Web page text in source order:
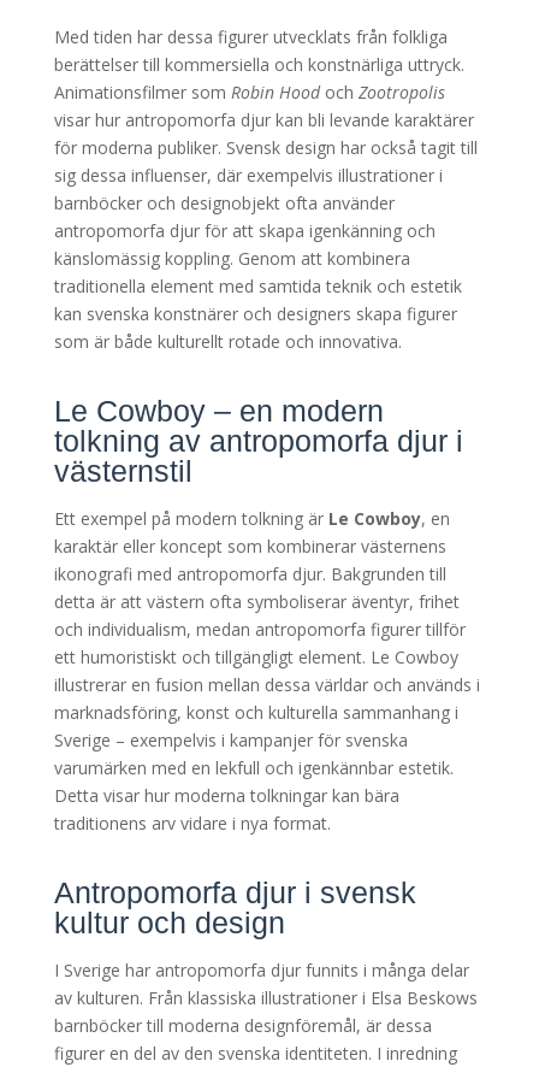
Med tiden har dessa figurer utvecklats från folkliga
berättelser till kommersiella och konstnärliga uttryck.
Animationsfilmer som Robin Hoodoch Zootropolis
visar hur antropomorfa djur kan bli levande karaktärer
för moderna publiker. Svensk design har också tagit till
sig dessa influenser, där exempelvis illustrationer i
barnböcker och designobjekt ofta använder
antropomorfa djur för att skapa igenkänning och
känslomässig koppling. Genom att kombinera
traditionella element med samtida teknik och estetik
kan svenska konstnärer och designers skapa figurer
som är både kulturellt rotade och innovativa.
Le Cowboy – en modern
tolkning av antropomorfa djur i
västernstil
Ett exempel på modern tolkning är Le Cowboy, en
karaktär eller koncept som kombinerar västernens
ikonografi med antropomorfa djur. Bakgrunden till
detta är att västern ofta symboliserar äventyr, frihet
och individualism, medan antropomorfa figurer tillför
ett humoristiskt och tillgängligt element. Le Cowboy
illustrerar en fusion mellan dessa världar och används i
marknadsföring, konst och kulturella sammanhang i
Sverige – exempelvis i kampanjer för svenska
varumärken med en lekfull och igenkännbar estetik.
Detta visar hur moderna tolkningar kan bära
traditionens arv vidare i nya format.
Antropomorfa djur i svensk
kultur och design
I Sverige har antropomorfa djur funnits i många delar
av kulturen. Från klassiska illustrationer i Elsa Beskows
barnböcker till moderna designföremål, är dessa
figurer en del av den svenska identiteten. I inredning